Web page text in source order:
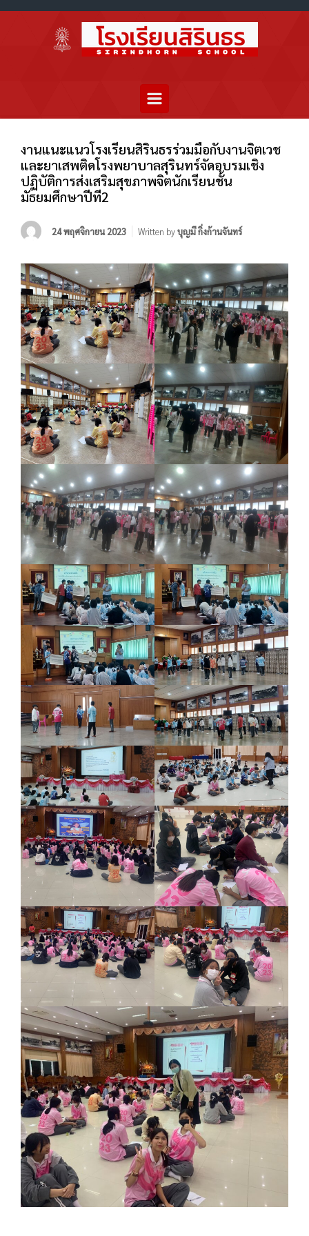
งานแนะแนวโรงเรียนสิรินธรร่วมมือกับงานจิตเวช
และยาเสพติดโรงพยาบาลสุรินทร์จัดอบรมเชิง
ปฏิบัติการส่งเสริมสุขภาพจิตนักเรียนชั้น
มัธยมศึกษาปีที2
24 พฤศจิกายน 2023 Written byบุญมี กิ่งก้านจันทร์